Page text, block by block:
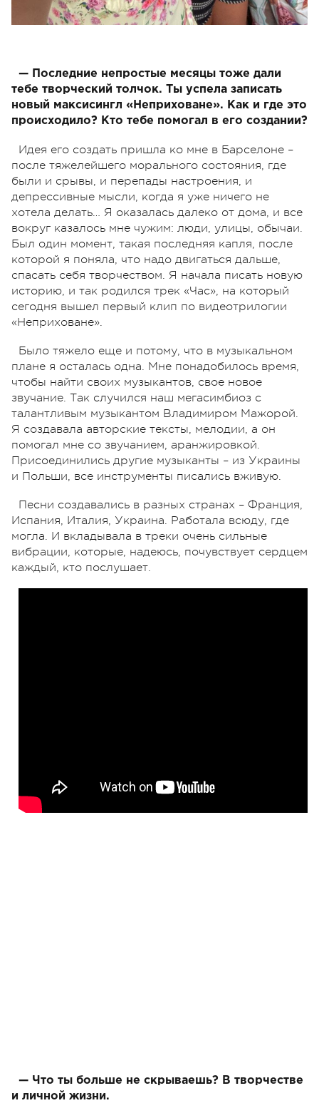
— Последние непростые месяцы тоже дали
тебе творческий толчок. Ты успела записать
новый максисингл «Неприховане». Как и где это
происходило? Кто тебе помогал в его создании?
Идея его создать пришла ко мне в Барселоне –
после тяжелейшего морального состояния, где
были и срывы, и перепады настроения, и
депрессивные мысли, когда я уже ничего не
хотела делать… Я оказалась далеко от дома, и все
вокруг казалось мне чужим: люди, улицы, обычаи.
Был один момент, такая последняя капля, после
которой я поняла, что надо двигаться дальше,
спасать себя творчеством. Я начала писать новую
историю, и так родился трек «Час», на который
сегодня вышел первый клип по видеотрилогии
«Неприховане».
Было тяжело еще и потому, что в музыкальном
плане я осталась одна. Мне понадобилось время,
чтобы найти своих музыкантов, свое новое
звучание. Так случился наш мегасимбиоз с
талантливым музыкантом Владимиром Мажорой.
Я создавала авторские тексты, мелодии, а он
помогал мне со звучанием, аранжировкой.
Присоединились другие музыканты – из Украины
и Польши, все инструменты писались вживую.
Песни создавались в разных странах – Франция,
Испания, Италия, Украина. Работала всюду, где
могла. И вкладывала в треки очень сильные
вибрации, которые, надеюсь, почувствует сердцем
каждый, кто послушает.
— Что ты больше не скрываешь? В творчестве
и личной жизни.